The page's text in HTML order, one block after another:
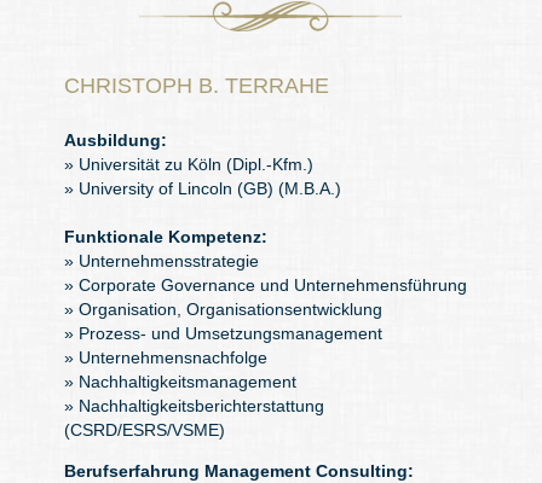
CHRISTOPH B. TERRAHE
Ausbildung:
» Universität zu Köln (Dipl.-Kfm.)
» University of Lincoln (GB) (M.B.A.)
Funktionale Kompetenz:
» Unternehmensstrategie
» Corporate Governance und Unternehmensführung
» Organisation, Organisationsentwicklung
» Prozess- und Umsetzungsmanagement
» Unternehmensnachfolge
» Nachhaltigkeitsmanagement
» Nachhaltigkeitsberichterstattung
(CSRD/ESRS/VSME)
Berufserfahrung Management Consulting: